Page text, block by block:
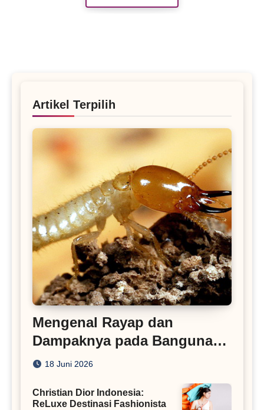
dimilikinya menjadikannya fokus utama
potensi masa depan, dengan penambahan
informasi untuk mencapai jumlah kata minimal
700.
Artikel Terpilih
Mengenal Rayap dan
Dampaknya pada Bangunan
Rumah
18 Juni 2026
Christian Dior Indonesia:
ReLuxe Destinasi Fashionista